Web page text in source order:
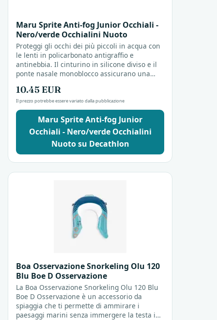
Maru Sprite Anti-fog Junior Occhiali -
Nero/verde Occhialini Nuoto
Proteggi gli occhi dei più piccoli in acqua con
le lenti in policarbonato antigraffio e
antinebbia. Il cinturino in silicone diviso e il
ponte nasale monoblocco assicurano una
giornate...
10.45 EUR
Il prezzo potrebbe essere variato dalla pubblicazione
Maru Sprite Anti-fog Junior
Occhiali - Nero/verde Occhialini
Nuoto su Decathlon
Boa Osservazione Snorkeling Olu 120
Blu Boe D Osservazione
La Boa Osservazione Snorkeling Olu 120 Blu
Boe D Osservazione è un accessorio da
spiaggia che ti permette di ammirare i
paesaggi marini senza immergere la testa in